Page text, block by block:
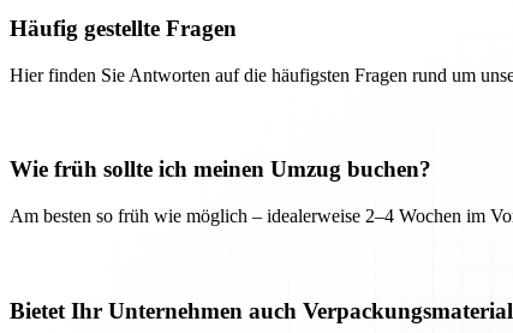
Häufig gestellte Fragen
Hier finden Sie Antworten auf die häufigsten Fragen rund um
Wie früh sollte ich meinen Umzug buchen?
Am besten so früh wie möglich – idealerweise 2–4 Wochen im
Bietet Ihr Unternehmen auch